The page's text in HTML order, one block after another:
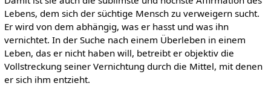
Lebens, dem sich der süchtige Mensch zu verweigern sucht.
Er wird von dem abhängig, was er hasst und was ihn
vernichtet. In der Suche nach einem Überleben in einem
Leben, das er nicht haben will, betreibt er objektiv die
Vollstreckung seiner Vernichtung durch die Mittel, mit denen
er sich ihm entzieht.